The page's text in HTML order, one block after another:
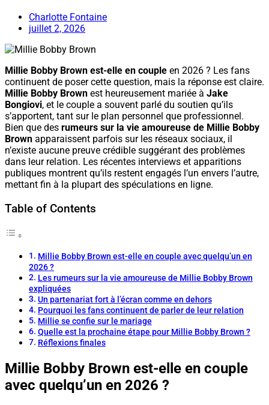
Charlotte Fontaine
juillet 2, 2026
Millie Bobby Brown est-elle en couple en 2026 ? Les fans
continuent de poser cette question, mais la réponse est claire.
Millie Bobby Brown est heureusement mariée à Jake
Bongiovi, et le couple a souvent parlé du soutien qu’ils
s’apportent, tant sur le plan personnel que professionnel.
Bien que des rumeurs sur la vie amoureuse de Millie Bobby
Brown apparaissent parfois sur les réseaux sociaux, il
n’existe aucune preuve crédible suggérant des problèmes
dans leur relation. Les récentes interviews et apparitions
publiques montrent qu’ils restent engagés l’un envers l’autre,
mettant fin à la plupart des spéculations en ligne.
Table of Contents
Millie Bobby Brown est-elle en couple avec quelqu’un en
2026 ?
Les rumeurs sur la vie amoureuse de Millie Bobby Brown
expliquées
Un partenariat fort à l’écran comme en dehors
Pourquoi les fans continuent de parler de leur relation
Millie se confie sur le mariage
Quelle est la prochaine étape pour Millie Bobby Brown ?
Réflexions finales
Millie Bobby Brown est-elle en couple
avec quelqu’un en 2026 ?